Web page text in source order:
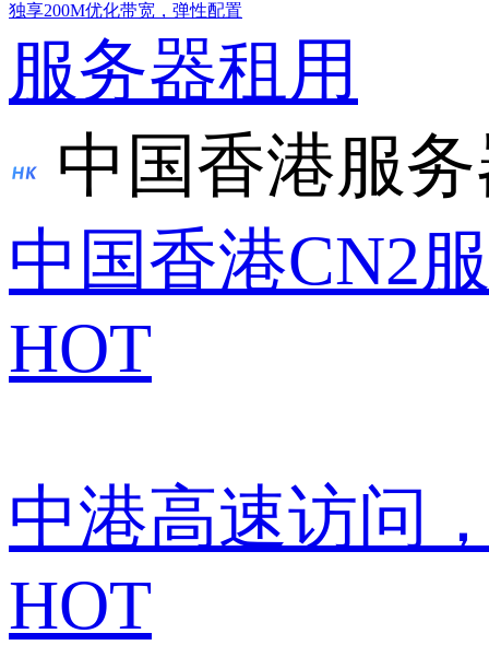
独享200M优化带宽，弹性配置
服务器租用
中国香港服
中国香港CN2
HOT
中港高速访问
HOT